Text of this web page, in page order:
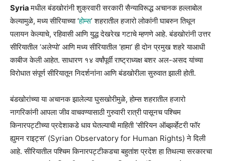
Syriaमधील बंडखोरांनी शुक्रवारी सरकारी सैन्याविरूद्ध अचानक हल्लाबोल
केल्यामुळे, मध्य सीरियाच्या ‘होम्स’ शहरातील हजारो लोकांनी घाबरुन तिथून
पलायन केल्याचे, रहिवासी आणि युद्ध देखरेख गटाचे म्हणणे आहे. बंडखोरांनी उत्तर
सीरियातील ‘अलेप्पो’ आणि मध्य सीरियातील ‘हामा’ ही दोन प्रमुख शहरे याआधी
काबीज केली आहेत. साधारण १४ वर्षांपूर्वी राष्ट्राध्यक्ष बशर अल-असद यांच्या
विरोधात संपूर्ण सीरियातून निदर्शनांना आणि बंडखोरीला सुरुवात झाली होती.
बंडखोरांच्या या अचानक झालेल्या घुसखोरीमुळे, होम्स शहरातील हजारो
नागरिकांनी आपला जीव वाचवण्यासाठी गुरुवारी रात्री पासूनच पश्चिम
किनारपट्टीच्या प्रदेशाकडे धाव घेतल्याची माहिती ‘सीरियन ऑब्झर्व्हेटरी फॉर
ह्युमन राइट्स’ (Syrian Observatory for Human Rights) ने दिली
आहे. सीरियातील पश्चिम किनारपट्टीकडचा बहुतांश प्रदेश हा तिथल्या सरकारचा